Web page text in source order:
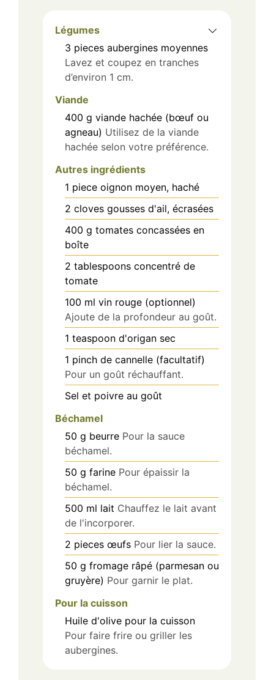
Légumes
3 pieces aubergines moyennes
Lavez et coupez en tranches
d’environ 1 cm.
Viande
400 g viande hachée (bœuf ou
agneau) Utilisez de la viande
hachée selon votre préférence.
Autres ingrédients
1 piece oignon moyen, haché
2 cloves gousses d'ail, écrasées
400 g tomates concassées en
boîte
2 tablespoons concentré de
tomate
100 ml vin rouge (optionnel)
Ajoute de la profondeur au goût.
1 teaspoon d'origan sec
1 pinch de cannelle (facultatif)
Pour un goût réchauffant.
Sel et poivre au goût
Béchamel
50 g beurre Pour la sauce
béchamel.
50 g farine Pour épaissir la
béchamel.
500 ml lait Chauffez le lait avant
de l'incorporer.
2 pieces œufs Pour lier la sauce.
50 g fromage râpé (parmesan ou
gruyère) Pour garnir le plat.
Pour la cuisson
Huile d'olive pour la cuisson
Pour faire frire ou griller les
aubergines.